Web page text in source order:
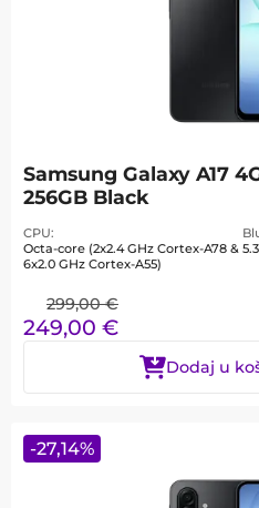
Samsung Galaxy A17
256GB Black
CPU
Octa-core (2x2.4 GHz Cortex-A78 &
6x2.0 GHz Cortex-A55)
299,00 €
249,00 €
Dodaj u
-27,14%